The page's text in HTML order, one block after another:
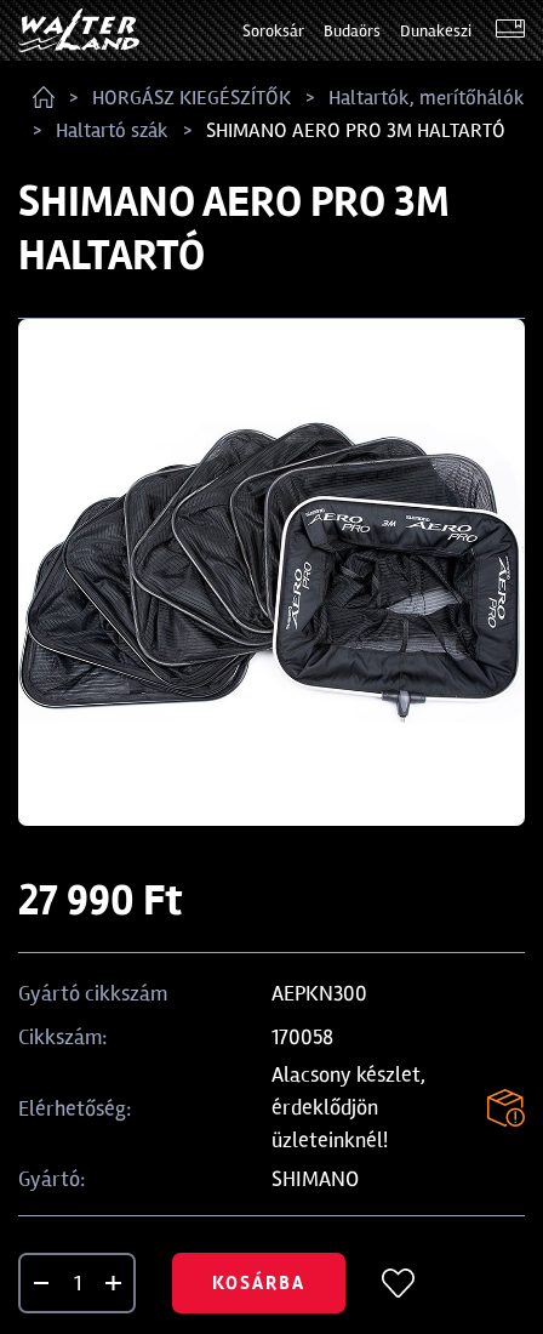
Soroksár Budaörs Dunakeszi
HORGÁSZ KIEGÉSZÍTŐK
Haltartók, merítőhálók
Haltartó szák
SHIMANO AERO PRO 3M HALTARTÓ
SHIMANO AERO PRO 3M
HALTARTÓ
27 990 Ft
Gyártó cikkszám
AEPKN300
Cikkszám:
170058
Elérhetőség:
Alacsony készlet,
érdeklődjön
üzleteinknél!
Gyártó:
SHIMANO
KOSÁRBA